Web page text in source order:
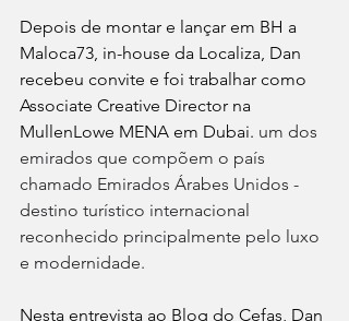
Depois de montar e lançar em BH a
Maloca73, in-house da Localiza, Dan
recebeu convite e foi trabalhar como
Associate Creative Director na
MullenLowe MENA em Dubai. um dos
emirados que compõem o país
chamado Emirados Árabes Unidos -
destino turístico internacional
reconhecido principalmente pelo luxo
e modernidade.
Nesta entrevista ao Blog do Cefas, Dan